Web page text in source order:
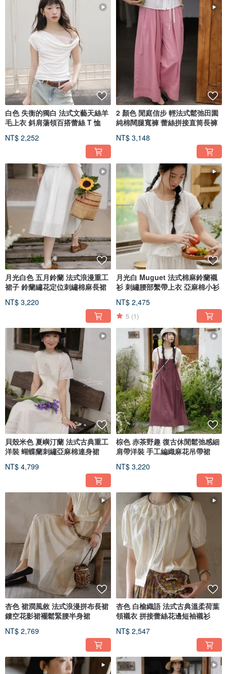
白色 失衡的獨白 法式文藝天絲羊
毛上衣 斜肩蕩領百搭蕾絲 T 恤
NT$ 2,252
2 顏色 閒庭信步 輕法式鬆弛田園
純棉闊腿寬褲 蕾絲拼接直筒長褲
NT$ 3,148
月光白色 五月鈴蘭 法式浪漫重工
裙子 鈴蘭繡花定位刺繡棉麻長裙
NT$ 3,220
月光白 Muguet 法式棉麻鈴蘭襯
衫 刺繡腰部繫帶上衣 亞麻棉小衫
NT$ 2,475
5 (1)
貝殼米色 夏嶼汀蘭 法式古典重工
洋裝 蝴蝶蘭刺繡亞麻棉連身裙
NT$ 4,799
棕色 赤茶野趣 復古休閒鬆弛感細
肩帶洋裝 手工編織麻花吊帶裙
NT$ 3,220
杏色 裙澗風敘 法式浪漫拼布長裙
鏤空花影裙襬鬆緊腰半身裙
NT$ 2,769
杏色 白榆織語 法式古典溫柔荷葉
領襯衣 拼接蕾絲花邊短袖襯衫
NT$ 2,547